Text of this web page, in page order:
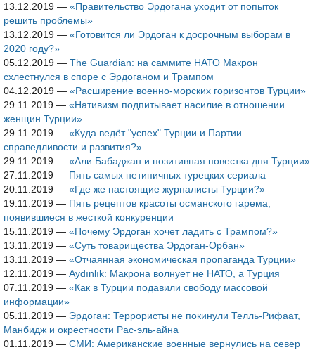
13.12.2019 — «Правительство Эрдогана уходит от попыток
решить проблемы»
13.12.2019 — «Готовится ли Эрдоган к досрочным выборам в
2020 году?»
05.12.2019 — The Guardian: на саммите НАТО Макрон
схлестнулся в споре с Эрдоганом и Трампом
04.12.2019 — «Расширение военно-морских горизонтов Турции»
29.11.2019 — «Нативизм подпитывает насилие в отношении
женщин Турции»
29.11.2019 — «Куда ведёт "успех" Турции и Партии
справедливости и развития?»
29.11.2019 — «Али Бабаджан и позитивная повестка дня Турции»
27.11.2019 — Пять самых нетипичных турецких сериала
20.11.2019 — «Где же настоящие журналисты Турции?»
19.11.2019 — Пять рецептов красоты османского гарема,
появившиеся в жесткой конкуренции
15.11.2019 — «Почему Эрдоган хочет ладить с Трампом?»
13.11.2019 — «Суть товарищества Эрдоган-Орбан»
13.11.2019 — «Отчаянная экономическая пропаганда Турции»
12.11.2019 — Aydınlık: Макрона волнует не НАТО, а Турция
07.11.2019 — «Как в Турции подавили свободу массовой
информации»
05.11.2019 — Эрдоган: Террористы не покинули Телль-Рифаат,
Манбидж и окрестности Рас-эль-айна
01.11.2019 — СМИ: Американские военные вернулись на север